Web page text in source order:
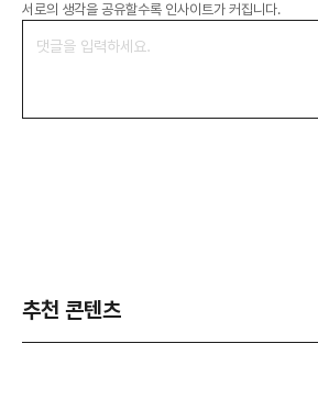
서로의 생각을 공유할수록 인사이트가 커집니다.
추천 콘텐츠